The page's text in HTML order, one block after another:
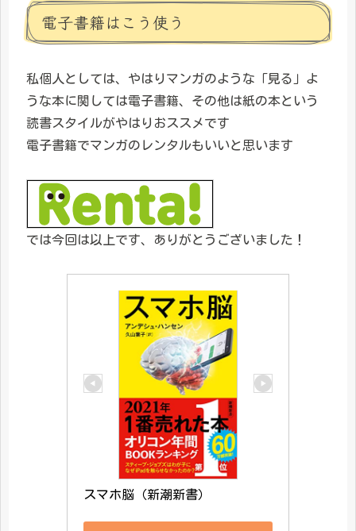
電子書籍はこう使う
私個人としては、やはりマンガのような「見る」よ
うな本に関しては電子書籍、その他は紙の本という
読書スタイルがやはりおススメです
電子書籍でマンガのレンタルもいいと思います
では今回は以上です、ありがとうございました！
スマホ脳（新潮新書）